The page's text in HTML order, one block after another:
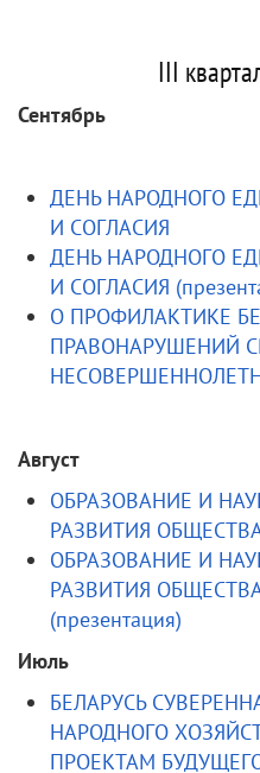
III
Сентябрь
ДЕНЬ НАРОДНОГО
И СОГЛАСИЯ
ДЕНЬ НАРОДНОГО
И СОГЛАСИЯ
О ПРОФИЛАКТИКЕ
ПРАВОНАРУШЕНИЙ
Август
ОБРАЗОВАНИЕ И
РАЗВИТИЯ
ОБРАЗОВАНИЕ И
РАЗВИТИЯ
(презентация)
Июль
БЕЛАРУСЬ
НАРОДНОГО
ПРОЕКТАМ